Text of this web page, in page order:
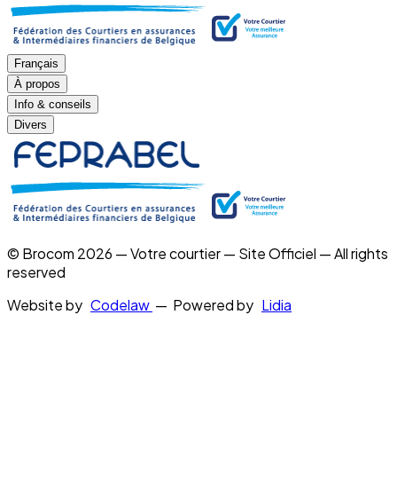
Français
À propos
Info & conseils
Divers
© Brocom 2026 — Votre courtier — Site Officiel — All rights
reserved
Website by Codelaw — Powered by Lidia